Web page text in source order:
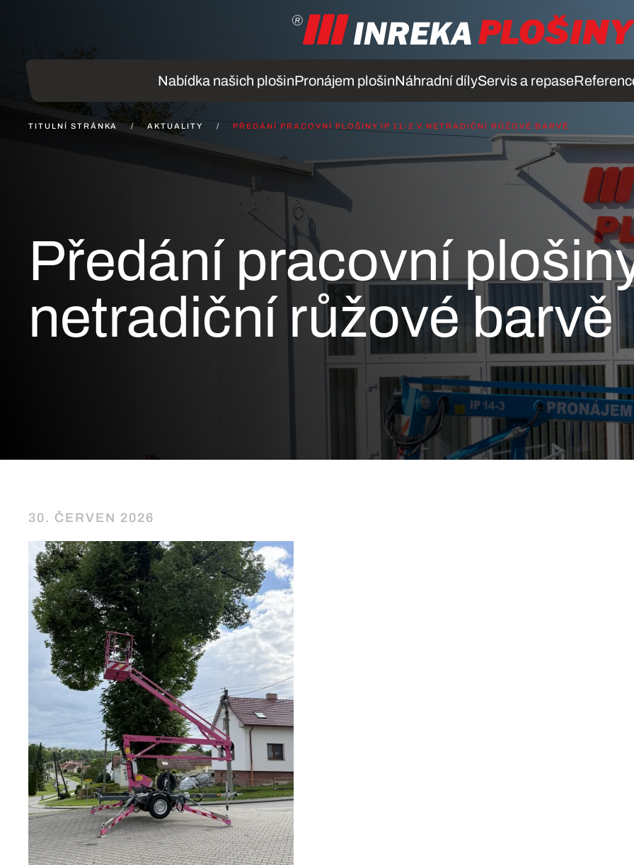
Nabídka našich plošinPronájem plošinNáhradní dílyServis a repase
TITULNÍ STRÁNKA AKTUALITY PŘEDÁNÍ PRACOVNÍ PLOŠINY IP 11-2 V NETRADIČNÍ RŮŽOVÉ BARVĚ
Předání pracovní
netradiční růžové barvě
30. ČERVEN 2026